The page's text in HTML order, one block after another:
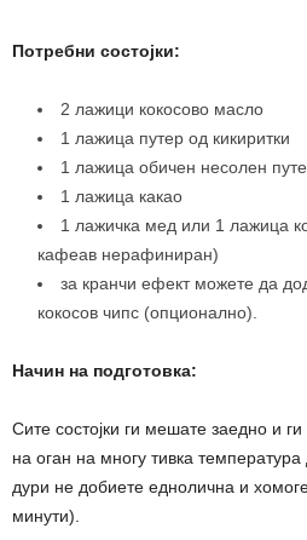
Потребни состојки:
2 лажици кокосово масло
1 лажица путер од кикиритки
1 лажица обичен несолен
1 лажица какао
1 лажичка мед или 1 лажица
кафеав нерафиниран)
за кранчи ефект можете да
кокосов чипс (опционално).
Начин на подготовка:
Сите состојки ги мешате заедно и
на оган на многу тивка
дури не добиете еднолична и
минути).